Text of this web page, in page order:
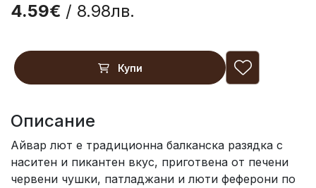
4.59€ / 8.98лв.
Купи
Описание
Айвар лют е традиционна балканска разядка с
наситен и пикантен вкус, приготвена от печени
червени чушки, патладжани и люти феферони по